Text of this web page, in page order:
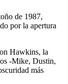
de 1987,
por la apertura
Hawkins, la
-Mike, Dustin,
más